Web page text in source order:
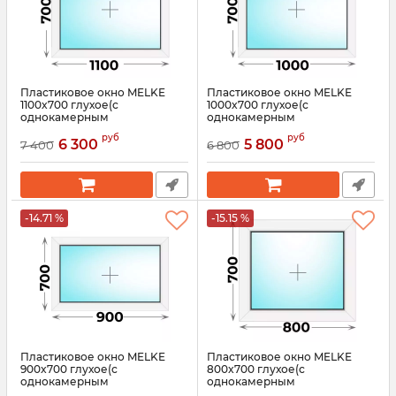
Пластиковое окно MELKE
1100x700 глухое(с
однокамерным
Артикул: 3568
7 400 6 300 руб
Пластиковое окно MELKE
1000x700 глухое(с
однокамерным
Артикул: 3562
6 800 5 800 руб
-14.71 %
Пластиковое окно MELKE
900x700 глухое(с
однокамерным
-15.15 %
Пластиковое окно MELKE
800x700 глухое(с
однокамерным